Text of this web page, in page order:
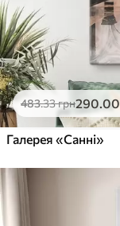
483.33грн290.00
Галерея «Санні»